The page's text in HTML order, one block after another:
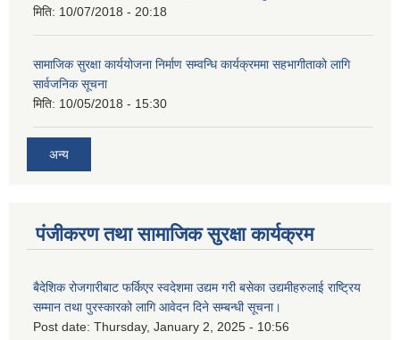
मिति: 10/07/2018 - 20:18
सामाजिक सुरक्षा कार्ययोजना निर्माण सम्वन्धि कार्यक्रममा सहभागीताको लागि
सार्वजनिक सूचना
मिति: 10/05/2018 - 15:30
अन्य
पंजीकरण तथा सामाजिक सुरक्षा कार्यक्रम
बैदेशिक रोजगारीबाट फर्किएर स्वदेशमा उद्यम गरी बसेका उद्यमीहरुलाई राष्‍ट्रिय
सम्मान तथा पुरस्कारको लागि आवेदन दिने सम्बन्धी सूचना।
Post date: Thursday, January 2, 2025 - 10:56